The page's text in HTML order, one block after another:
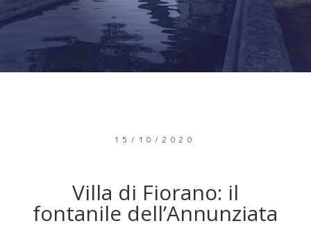
15/10/2020
Villa di Fiorano: il
fontanile dell’Annunziata